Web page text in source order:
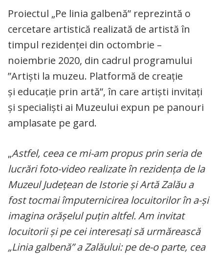
Proiectul „Pe linia galbenă” reprezintă o
cercetare artistică realizată de artistă în
timpul rezidenței din octombrie –
noiembrie 2020, din cadrul programului
”Artiști la muzeu. Platformă de creație
și educație prin artă”, în care artiști invitați
și specialiști ai Muzeului expun pe panouri
amplasate pe gard.
„Astfel, ceea ce mi-am propus prin seria de
lucrări foto-video realizate în rezidența de la
Muzeul Județean de Istorie și Artă Zalău a
fost tocmai împuternicirea locuitorilor în a-și
imagina orășelul puțin altfel. Am invitat
locuitorii și pe cei interesați să urmărească
„Linia galbenă” a Zalăului: pe de-o parte, cea